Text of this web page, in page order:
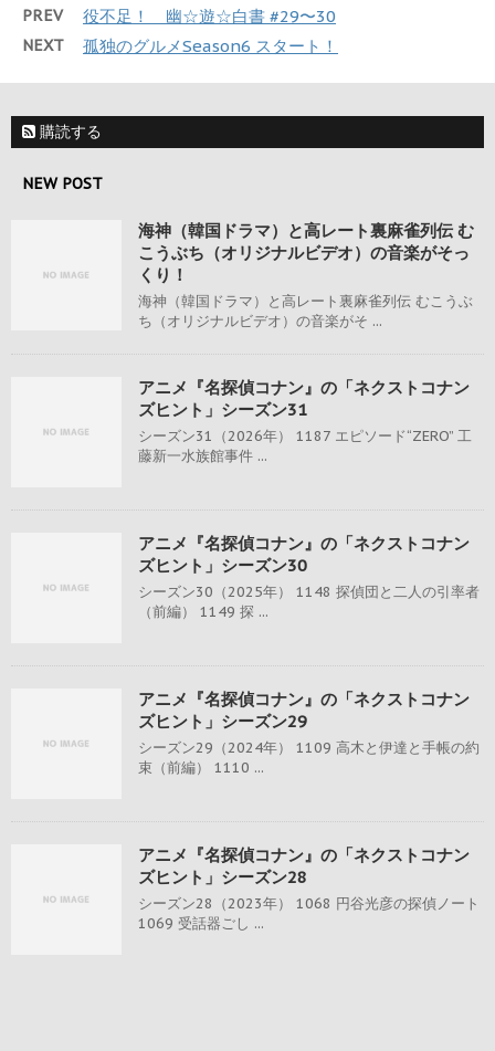
PREV 役不足！ 幽☆遊☆白書 #29〜30
NEXT 孤独のグルメSeason6 スタート！
購読する
NEW POST
海神（韓国ドラマ）と高レート裏麻雀列伝 む
こうぶち（オリジナルビデオ）の音楽がそっ
くり！
海神（韓国ドラマ）と高レート裏麻雀列伝 むこうぶ
ち（オリジナルビデオ）の音楽がそ ...
アニメ『名探偵コナン』の「ネクストコナン
ズヒント」シーズン31
シーズン31（2026年） 1187 エピソード“ZERO” 工
藤新一水族館事件 ...
アニメ『名探偵コナン』の「ネクストコナン
ズヒント」シーズン30
シーズン30（2025年） 1148 探偵団と二人の引率者
（前編） 1149 探 ...
アニメ『名探偵コナン』の「ネクストコナン
ズヒント」シーズン29
シーズン29（2024年） 1109 高木と伊達と手帳の約
束（前編） 1110 ...
アニメ『名探偵コナン』の「ネクストコナン
ズヒント」シーズン28
シーズン28（2023年） 1068 円谷光彦の探偵ノート
1069 受話器ごし ...